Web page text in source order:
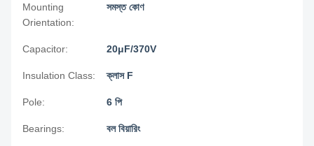
Mounting
Orientation:
সমস্ত কোণ
Capacitor: 20μF/370V
Insulation Class: ক্লাস F
Pole: 6 পি
Bearings: বল বিয়ারিং